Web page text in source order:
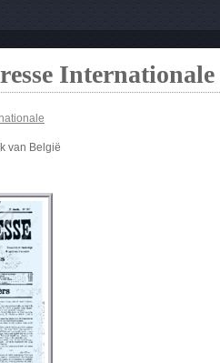
Internationale
van België